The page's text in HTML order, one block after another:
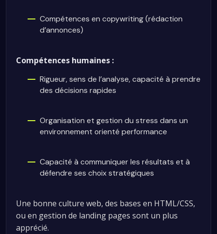
Compétences en copywriting (rédaction
d’annonces)
Compétences humaines :
Rigueur, sens de l’analyse, capacité à prendre
des décisions rapides
Organisation et gestion du stress dans un
environnement orienté performance
Capacité à communiquer les résultats et à
défendre ses choix stratégiques
Une bonne culture web, des bases en HTML/CSS,
ou en gestion de landing pages sont un plus
apprécié.